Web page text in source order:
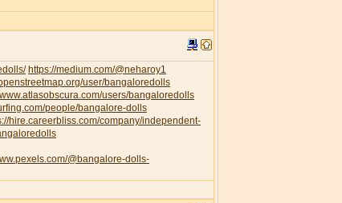
https://medium.com/@neharoy1
user/bangaloredolls
users/bangaloredolls
people/bangalore-dolls
hire.careerbliss.com/company/independent-
@bangalore-dolls-